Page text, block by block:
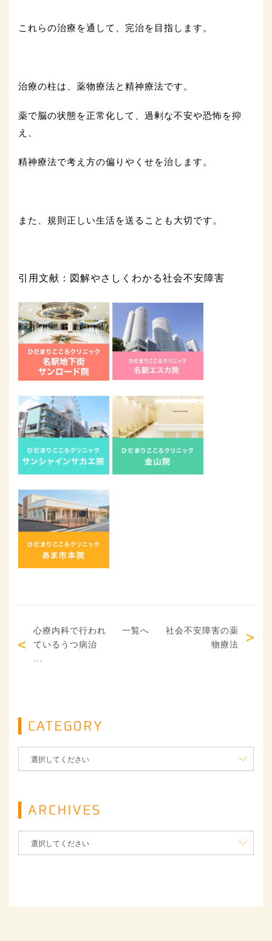
これらの治療を通して、完治を目指します。
治療の柱は、薬物療法と精神療法です。
薬で脳の状態を正常化して、過剰な不安や恐怖を抑
え、
精神療法で考え方の偏りやくせを治します。
また、規則正しい生活を送ることも大切です。
引用文献：図解やさしくわかる社会不安障害
心療内科で行われ
ているうつ病治
一覧へ
社会不安障害の薬
物療法